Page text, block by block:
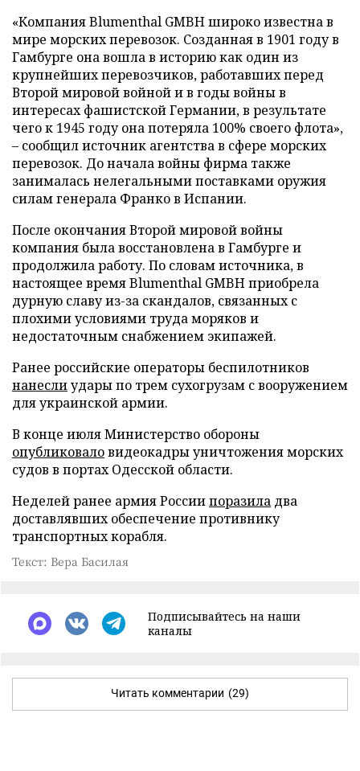
«Компания Blumenthal GMBH широко известна в
мире морских перевозок. Созданная в 1901 году в
Гамбурге она вошла в историю как один из
крупнейших перевозчиков, работавших перед
Второй мировой войной и в годы войны в
интересах фашистской Германии, в результате
чего к 1945 году она потеряла 100% своего флота»,
– сообщил источник агентства в сфере морских
перевозок. До начала войны фирма также
занималась нелегальными поставками оружия
силам генерала Франко в Испании.
После окончания Второй мировой войны
компания была восстановлена в Гамбурге и
продолжила работу. По словам источника, в
настоящее время Blumenthal GMBH приобрела
дурную славу из-за скандалов, связанных с
плохими условиями труда моряков и
недостаточным снабжением экипажей.
Ранее российские операторы беспилотников
нанеслиудары по трем сухогрузам с вооружением
для украинской армии.
В конце июля Министерство обороны
опубликоваловидеокадры уничтожения морских
судов в портах Одесской области.
Неделей ранее армия Россиипоразила два
доставлявших обеспечение противнику
транспортных корабля.
Текст: Вера Басилая
Подписывайтесь на наши
каналы
Читать комментарии (29)